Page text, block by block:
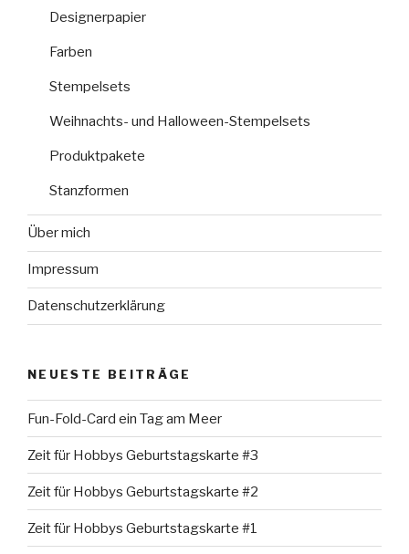
Designerpapier
Farben
Stempelsets
Weihnachts- und Halloween-Stempelsets
Produktpakete
Stanzformen
Über mich
Impressum
Datenschutzerklärung
NEUESTE BEITRÄGE
Fun-Fold-Card ein Tag am Meer
Zeit für Hobbys Geburtstagskarte #3
Zeit für Hobbys Geburtstagskarte #2
Zeit für Hobbys Geburtstagskarte #1